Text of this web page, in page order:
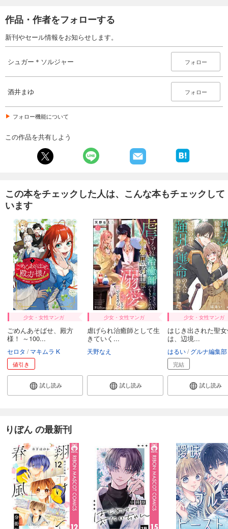
作品・作者をフォローする
新刊やセール情報をお知らせします。
シュガー＊ソルジャー フォロー
酒井まゆ フォロー
フォロー機能について
この作品を共有しよう
この本をチェックした人は、こんな本もチェックして
います
少女・女性マンガ
ごめんあそばせ、殿方
様！ ～100...
セロタ マキムラ K
値引き
試し読み
少女・女性マンガ
虐げられ治癒師として生
きていく...
天野なえ
試し読み
少女・女性マンガ
はじき出された聖
は、辺境...
はるい グルナ編集部
完結
試し読み
りぼん の最新刊